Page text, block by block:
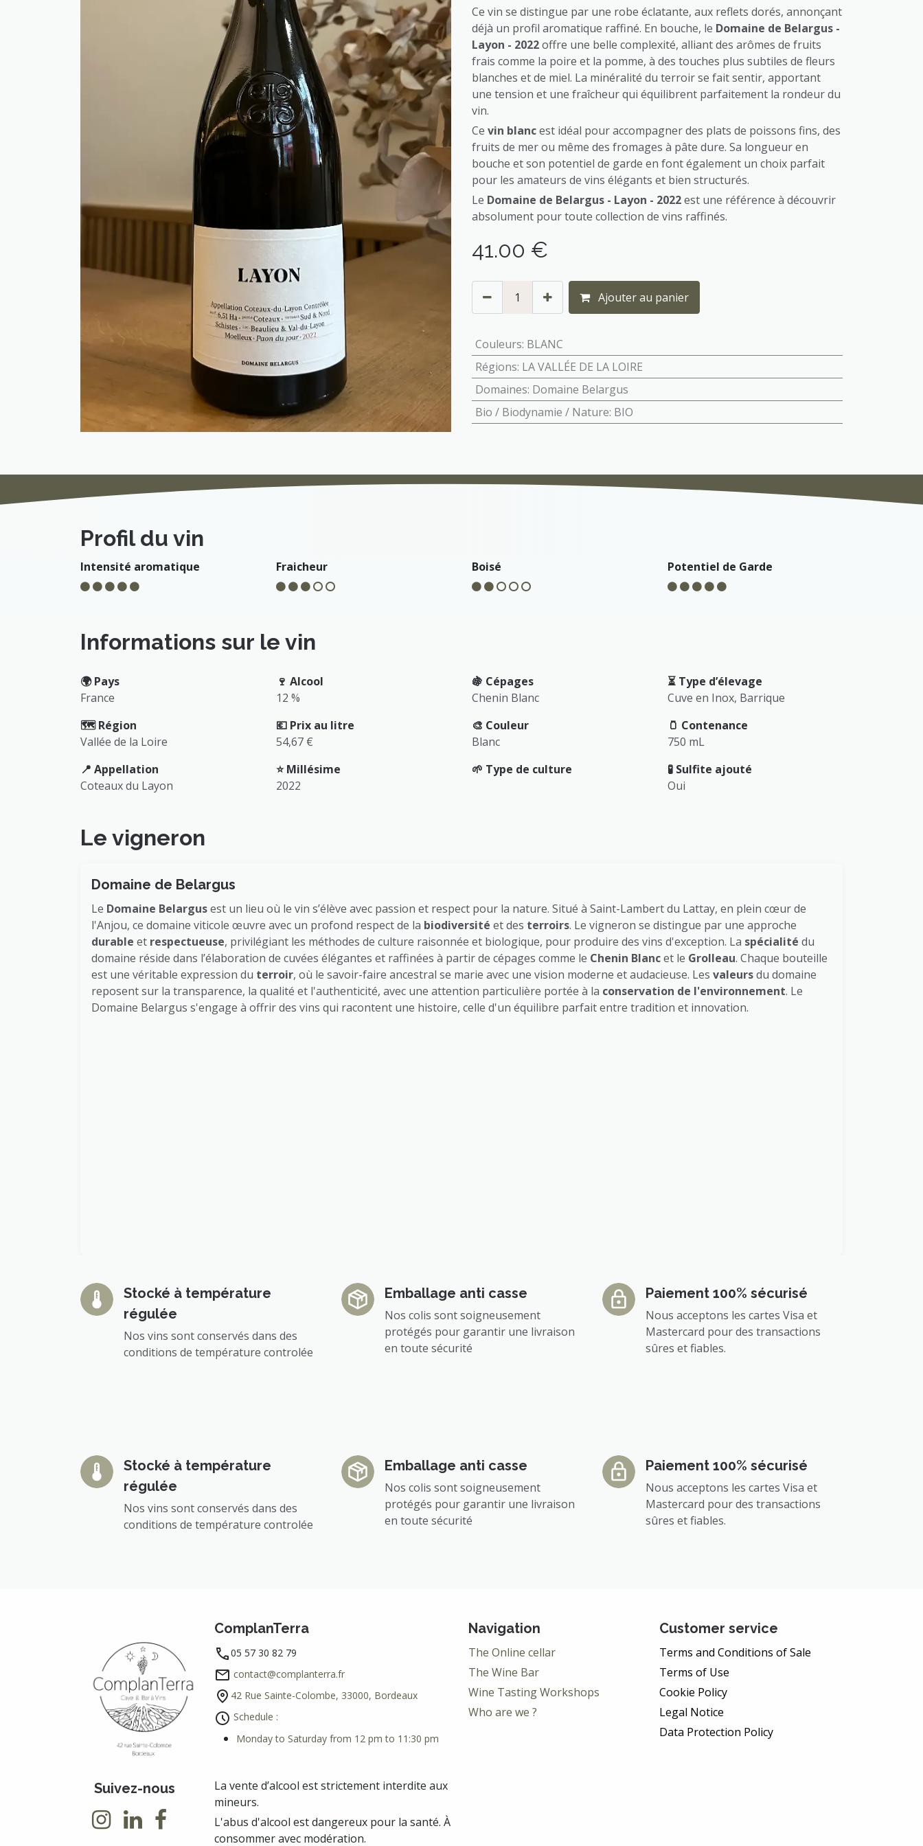
Ce vin se distingue par une robe éclatante, aux reflets dorés, annonçant
déjà un profil aromatique raffiné. En bouche, le Domaine de Belargus -
Layon - 2022offre une belle complexité, alliant des arômes de fruits
frais comme la poire et la pomme, à des touches plus subtiles de fleurs
blanches et de miel. La minéralité du terroir se fait sentir, apportant
une tension et une fraîcheur qui équilibrent parfaitement la rondeur du
vin.
Ce vin blancest idéal pour accompagner des plats de poissons fins, des
fruits de mer ou même des fromages à pâte dure. Sa longueur en
bouche et son potentiel de garde en font également un choix parfait
pour les amateurs de vins élégants et bien structurés.
Le Domaine de Belargus - Layon - 2022est une référence à découvrir
absolument pour toute collection de vins raffinés.
41.00 €
Ajouter au panier
Couleurs: BLANC
Régions: LA VALLÉE DE LA LOIRE
Domaines: Domaine Belargus
Bio / Biodynamie / Nature: BIO
Profil du vin
Intensité aromatique Fraicheur Boisé Potentiel de Garde
Informations sur le vin
🌍️ Pays
France
🗺️ Région
Vallée de la Loire
📍 Appellation
Coteaux du Layon
🍷 Alcool
12 %
💶 Prix au litre
54,67 €
⭐️ Millésime
2022
🍇 Cépages
Chenin Blanc
🎨 Couleur
Blanc
🌱 Type de culture
⏳️ Type d’élevage
Cuve en Inox, Barrique
🫙 Contenance
750 mL
🧪 Sulfite ajouté
Oui
Le vigneron
Domaine de Belargus
Le Domaine Belargusest un lieu où le vin s’élève avec passion et respect pour la nature. Situé à Saint-Lambert du Lattay, en plein cœur de
l'Anjou, ce domaine viticole œuvre avec un profond respect de la biodiversité et des terroirs. Le vigneron se distingue par une approche
durable et respectueuse, privilégiant les méthodes de culture raisonnée et biologique, pour produire des vins d'exception. La spécialité du
domaine réside dans l’élaboration de cuvées élégantes et raffinées à partir de cépages comme le Chenin Blancet le Grolleau. Chaque bouteille
est une véritable expression du terroir, où le savoir-faire ancestral se marie avec une vision moderne et audacieuse. Les valeursdu domaine
reposent sur la transparence, la qualité et l'authenticité, avec une attention particulière portée à la conservation de l'environnement. Le
Domaine Belargus s'engage à offrir des vins qui racontent une histoire, celle d'un équilibre parfait entre tradition et innovation.
Stocké à température
régulée
Nos vins sont conservés dans des
conditions de température controlée
Emballage anti casse
Nos colis sont soigneusement
protégés pour garantir une livraison
en toute sécurité
Paiement 100% sécurisé
Nous acceptons les cartes Visa et
Mastercard pour des transactions
sûres et fiables.
Stocké à température
régulée
Nos vins sont conservés dans des
conditions de température controlée
Emballage anti casse
Nos colis sont soigneusement
protégés pour garantir une livraison
en toute sécurité
Paiement 100% sécurisé
Nous acceptons les cartes Visa et
Mastercard pour des transactions
sûres et fiables.
ComplanTerra
05 57 30 82 79
contact@complanterra.fr
42 Rue Sainte-Colombe, 33000, Bordeaux
Schedule :
Monday to Saturday from 12 pm to 11:30 pm
La vente d’alcool est strictement interdite aux
mineurs.
L'abus d'alcool est dangereux pour la santé. À
consommer avec modération.
Navigation
The Online cellar
The Wine Bar
Wine Tasting Workshops
Who are we ?
Customer service
Terms and Conditions of Sale
Terms of Use
Cookie Policy
Legal Notice
Data Protection Policy
Suivez-nous